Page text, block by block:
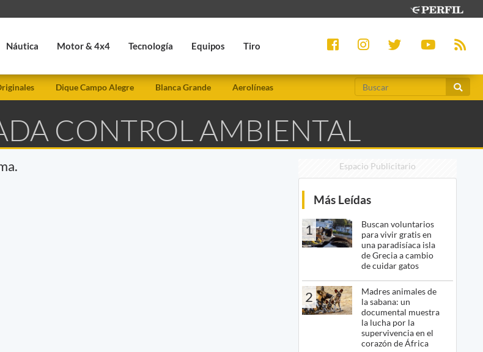
Náutica Motor & 4x4 Tecnología Equipos Tiro
Dique Campo Alegre Blanca Grande Aerolíneas
CONTROL AMBIENTAL
Espacio Publicitario
Más Leídas
1
Buscan voluntarios
para vivir gratis en
una paradisíaca isla
de Grecia a cambio
de cuidar gatos
2
Madres animales de
la sabana: un
documental muestra
la lucha por la
supervivencia en el
corazón de África